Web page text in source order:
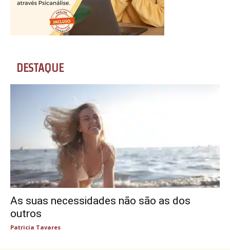
DESTAQUE
As suas necessidades não são as dos
outros
Patricia Tavares